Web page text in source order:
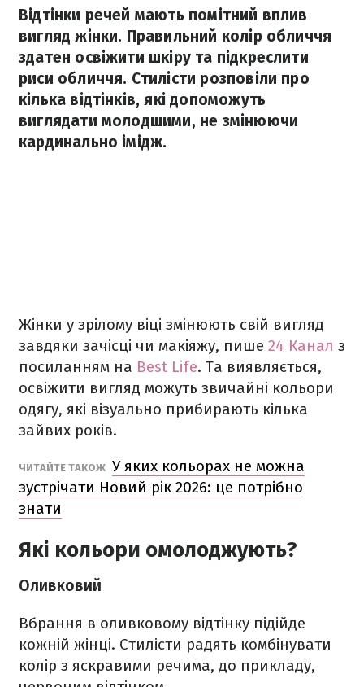
Відтінки речей мають помітний вплив
вигляд жінки. Правильний колір обличчя
здатен освіжити шкіру та підкреслити
риси обличчя. Стилісти розповіли про
кілька відтінків, які допоможуть
виглядати молодшими, не змінюючи
кардинально імідж.
Жінки у зрілому віці змінюють свій вигляд
завдяки зачісці чи макіяжу, пише 24 Канал з
посиланням на Best Life. Та виявляється,
освіжити вигляд можуть звичайні кольори
одягу, які візуально прибирають кілька
зайвих років.
ЧИТАЙТЕ ТАКОЖ У яких кольорах не можна
зустрічати Новий рік 2026: це потрібно
знати
Які кольори омолоджують?
Оливковий
Вбрання в оливковому відтінку підійде
кожній жінці. Стилісти радять комбінувати
колір з яскравими речима, до прикладу,